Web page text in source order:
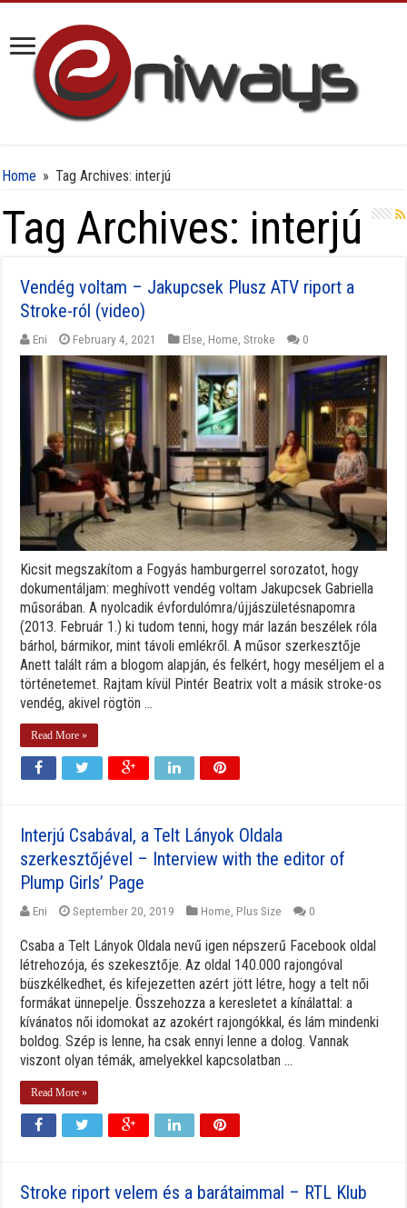
Home » Tag Archives: interjú
Tag Archives: interjú
Vendég voltam – Jakupcsek Plusz ATV riport a
Stroke-ról (video)
Eni February 4, 2021 Else Home ,Stroke 0
Kicsit megszakítom a Fogyás hamburgerrel sorozatot, hogy
dokumentáljam: meghívott vendég voltam Jakupcsek Gabriella
műsorában. A nyolcadik évfordulómra/újjászületésnapomra
(2013. Február 1.) ki tudom tenni, hogy már lazán beszélek róla
bárhol, bármikor, mint távoli emlékről. A műsor szerkesztője
Anett talált rám a blogom alapján, és felkért, hogy meséljem el a
történetemet. Rajtam kívül Pintér Beatrix volt a másik stroke-os
vendég, akivel rögtön ...
Read More »
Interjú Csabával, a Telt Lányok Oldala
szerkesztőjével – Interview with the editor of
Plump Girls’ Page
Eni September 20, 2019 Home Plus Size 0
Csaba a Telt Lányok Oldala nevű igen népszerű Facebook oldal
létrehozója, és szekesztője. Az oldal 140.000 rajongóval
büszkélkedhet, és kifejezetten azért jött létre, hogy a telt női
formákat ünnepelje. Összehozza a keresletet a kínálattal: a
kívánatos női idomokat az azokért rajongókkal, és lám mindenki
boldog. Szép is lenne, ha csak ennyi lenne a dolog. Vannak
viszont olyan témák, amelyekkel kapcsolatban ...
Read More »
Stroke riport velem és a barátaimmal – RTL Klub